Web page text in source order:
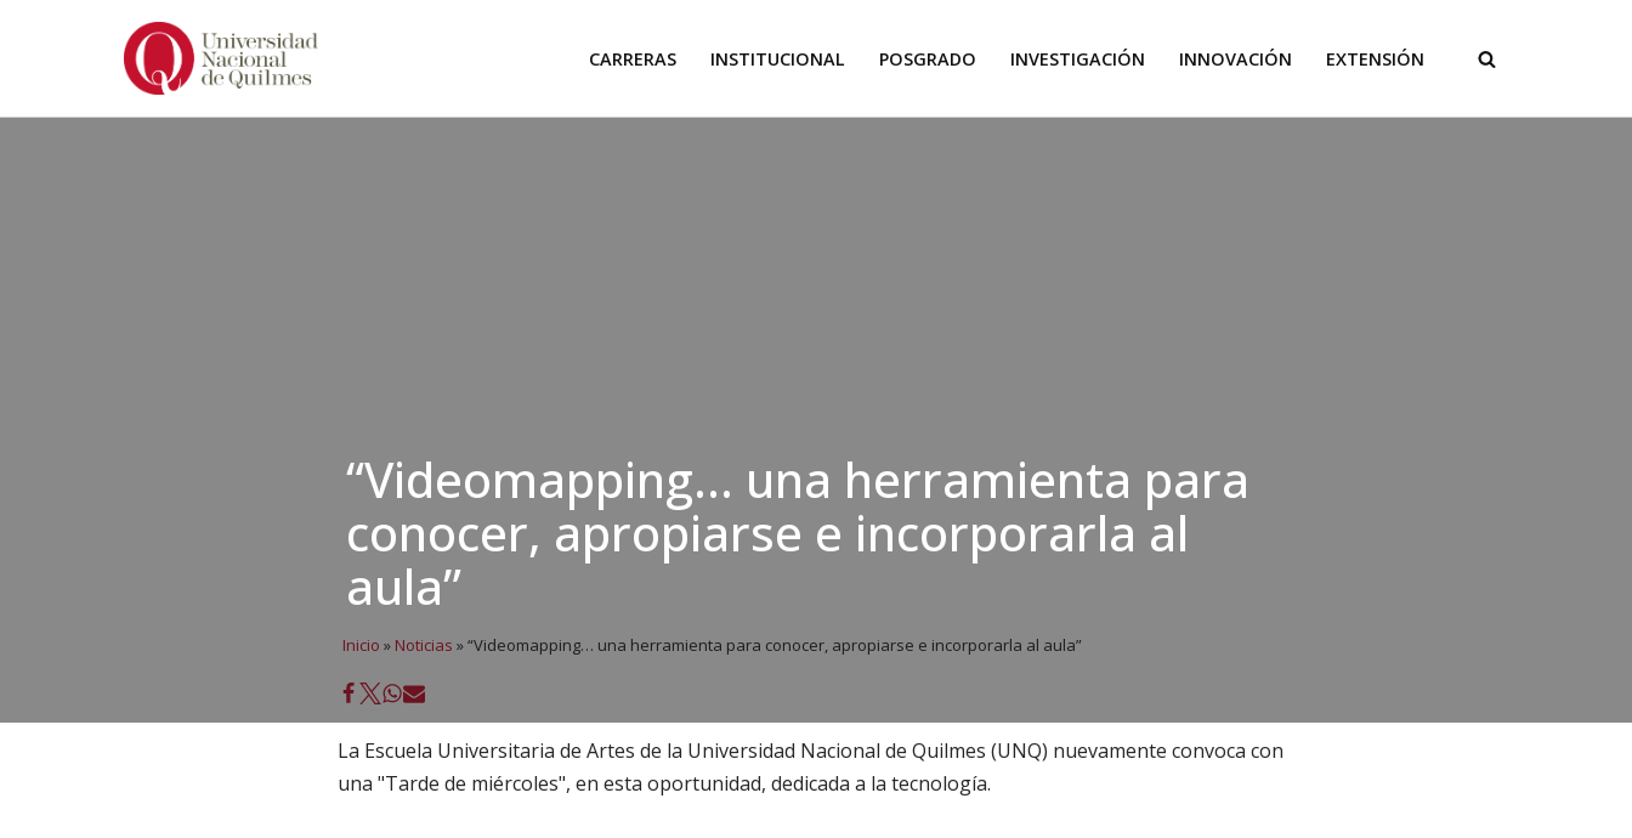
CARRERAS INSTITUCIONAL POSGRADO INVESTIGACIÓN INNOVACIÓN EXTENSIÓN
“Videomapping… una herramienta para
conocer, apropiarse e incorporarla al
aula”
Inicio » Noticias »“Videomapping… una herramienta para conocer, apropiarse e incorporarla al aula”
La Escuela Universitaria de Artes de la Universidad Nacional de Quilmes (UNQ) nuevamente convoca con
una "Tarde de miércoles", en esta oportunidad, dedicada a la tecnología.